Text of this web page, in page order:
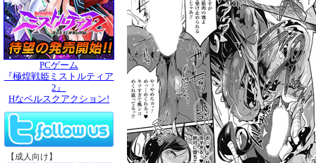
PCゲーム
『極煌戦姫ミストルティア
2』
Hなベルスクアクション!
【成人向け】